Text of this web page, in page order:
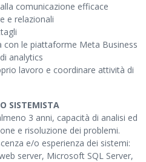
comunicazione efficace
e relazionali
con le piattaforme Meta Business
analytics
lavoro e coordinare attività di
SISTEMISTA
3 anni, capacità di analisi ed
e risoluzione dei problemi.
e/o esperienza dei sistemi:
server, Microsoft SQL Server,